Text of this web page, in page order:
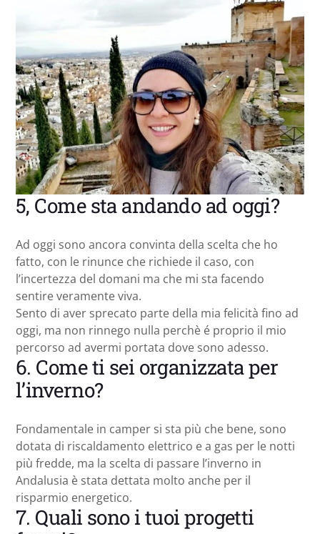
5, Come sta andando ad oggi?
Ad oggi sono ancora convinta della scelta che ho
fatto, con le rinunce che richiede il caso, con
l’incertezza del domani ma che mi sta facendo
sentire veramente viva.
Sento di aver sprecato parte della mia felicità fino ad
oggi, ma non rinnego nulla perchè é proprio il mio
percorso ad avermi portata dove sono adesso.
6. Come ti sei organizzata per
l’inverno?
Fondamentale in camper si sta più che bene, sono
dotata di riscaldamento elettrico e a gas per le notti
più fredde, ma la scelta di passare l’inverno in
Andalusia è stata dettata molto anche per il
risparmio energetico.
7. Quali sono i tuoi progetti